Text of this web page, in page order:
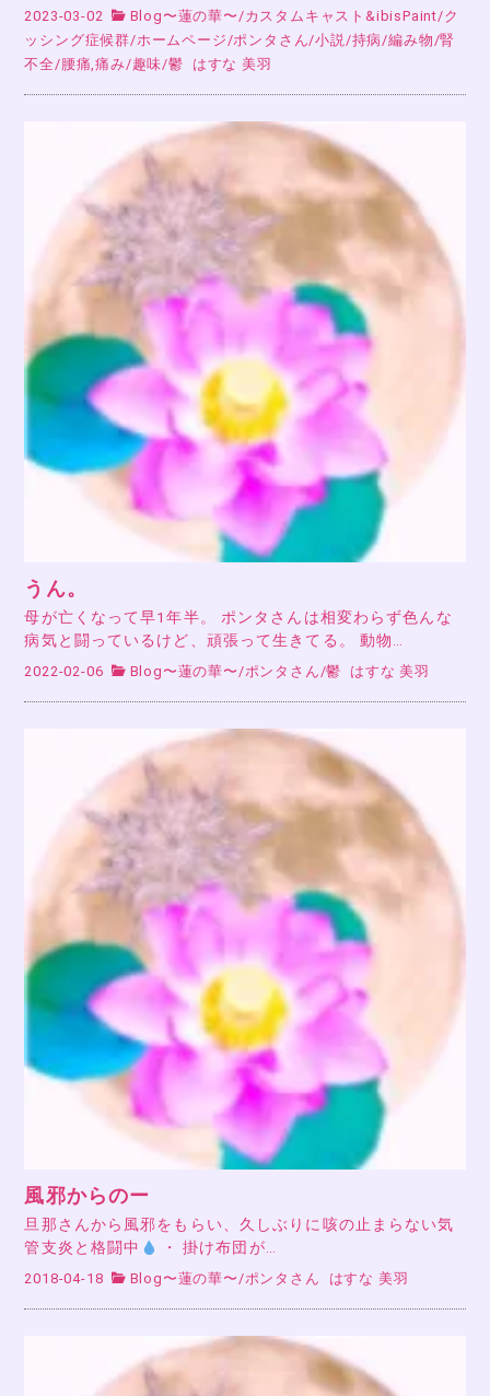
2023-03-02 Blog〜蓮の華〜 /カスタムキャスト&ibisPaint/ク
ッシング症候群/ホームページ /ポンタさん/小説 /持病 /編み物 /腎
不全/腰痛,痛み/趣味/鬱 はすな 美羽
うん。
母が亡くなって早1年半。 ポンタさんは相変わらず色んな
病気と闘っているけど、頑張って生きてる。 動物…
2022-02-06 Blog〜蓮の華〜 /ポンタさん /鬱 はすな 美羽
風邪からのー
旦那さんから風邪をもらい、久しぶりに咳の止まらない気
管支炎と格闘中
・ 掛け布団が…
2018-04-18 Blog〜蓮の華〜 /ポンタさん はすな 美羽